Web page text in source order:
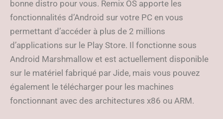
bonne distro pour vous. Remix OS apporte les
fonctionnalités d’Android sur votre PC en vous
permettant d’accéder à plus de 2 millions
d’applications sur le Play Store. Il fonctionne sous
Android Marshmallow et est actuellement disponible
sur le matériel fabriqué par Jide, mais vous pouvez
également le télécharger pour les machines
fonctionnant avec des architectures x86 ou ARM.